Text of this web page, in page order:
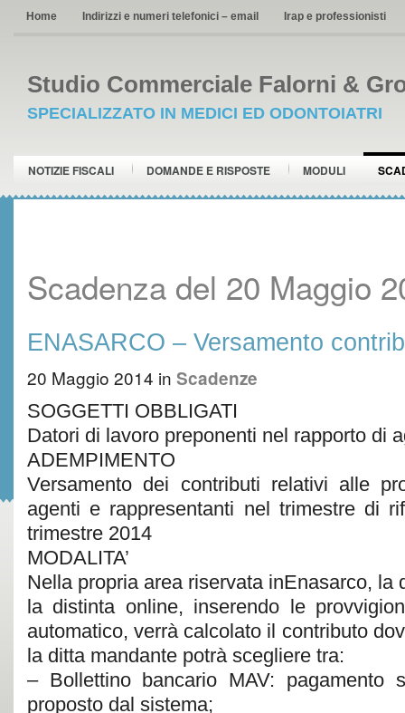
Home Indirizzi e numeri telefonici – email Irap e professionisti
Studio Commerciale Falorni &
SPECIALIZZATO IN MEDICI ED ODONTOIATRI
NOTIZIE FISCALI DOMANDE E RISPOSTE MODULI
Scadenza del 20 Maggio
ENASARCO – Versamento
20 Maggio 2014 in Scadenze
SOGGETTI OBBLIGATI
Datori di lavoro preponenti nel rapporto di
ADEMPIMENTO
Versamento dei contributi relativi alle
agenti e rappresentanti nel trimestre di
trimestre 2014
MODALITA’
Nella propria area riservata inEnasarco, la
la distinta online, inserendo le
automatico, verrà calcolato il contributo
la ditta mandante potrà scegliere tra:
– Bollettino bancario MAV: pagamento
proposto dal sistema;